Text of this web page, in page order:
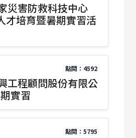
災害防救科技中心
才培育暨暑期實習活
點閱：4592
工程顧問股份有限公
實習
點閱：5795